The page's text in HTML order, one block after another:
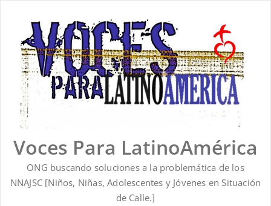
contenido
Voces Para LatinoAmérica
ONG buscando soluciones a la problemática de los
NNAJSC [Niños, Niñas, Adolescentes y Jóvenes en Situación
de Calle.]